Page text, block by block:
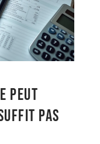
peut
pas